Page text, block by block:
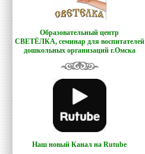
Образовательный центр
СВЕТЁЛКА, семинар для воспитателей
дошкольных организаций г.Омска
Наш новый Канал на Rutube